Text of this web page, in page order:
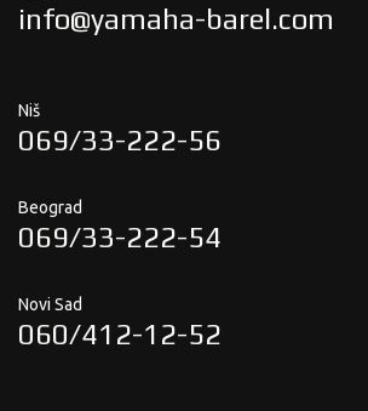
info@yamaha-barel.com
Niš
069/33-222-56
Beograd
069/33-222-54
Novi Sad
060/412-12-52